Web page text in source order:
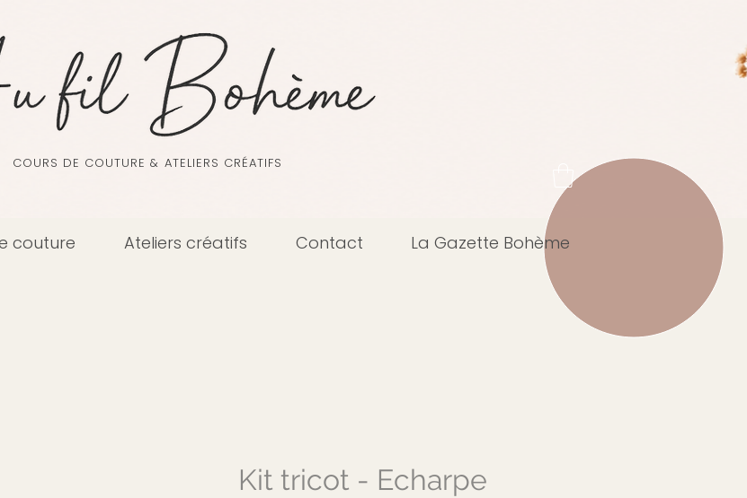
COURS DE COUTURE & ATELIERS CRÉATIFS
couture Ateliers créatifs Contact La Gazette Bohème
Kit tricot - Echarpe